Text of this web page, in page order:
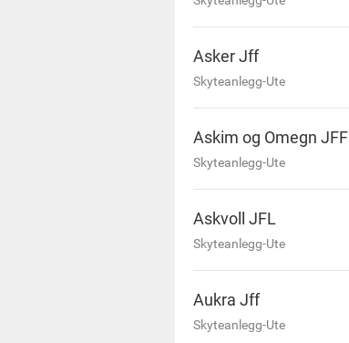
Asker Jff
Skyteanlegg-Ute
Askim og Omegn JFF
Skyteanlegg-Ute
Askvoll JFL
Skyteanlegg-Ute
Aukra Jff
Skyteanlegg-Ute